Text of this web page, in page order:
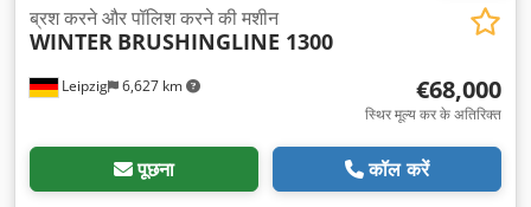
Leipzig 6,627 km
ब्रश करने और पॉलिश करने की मशीन
WINTER BRUSHINGLINE 1300
€68,000
स्थिर मूल्य कर के अतिरिक्त
पूछना कॉल करें